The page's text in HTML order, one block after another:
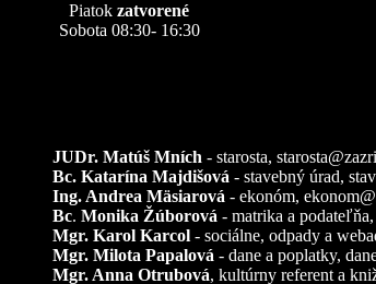
Piatok zatvorené
Sobota 08:30- 16:30
JUDr. Matúš Mních - starosta,
Bc. Katarína Majdišová - stavebný úrad,
Ing. Andrea Mäsiarová - ekonóm,
Bc. Monika Žúborová - matrika a podateľňa,
Mgr. Karol Karcol - sociálne, odpady a
Mgr. Milota Papalová - dane a poplatky,
Mgr. Anna Otrubová, kultúrny referent a